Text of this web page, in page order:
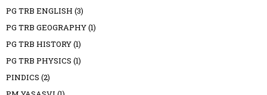
PG TRB ENGLISH (3)
PG TRB GEOGRAPHY(1)
PG TRB HISTORY(1)
PG TRB PHYSICS (1)
PINDICS (2)